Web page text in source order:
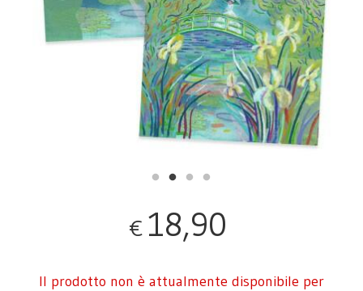
€ 18,90
Il prodotto non è attualmente disponibile per